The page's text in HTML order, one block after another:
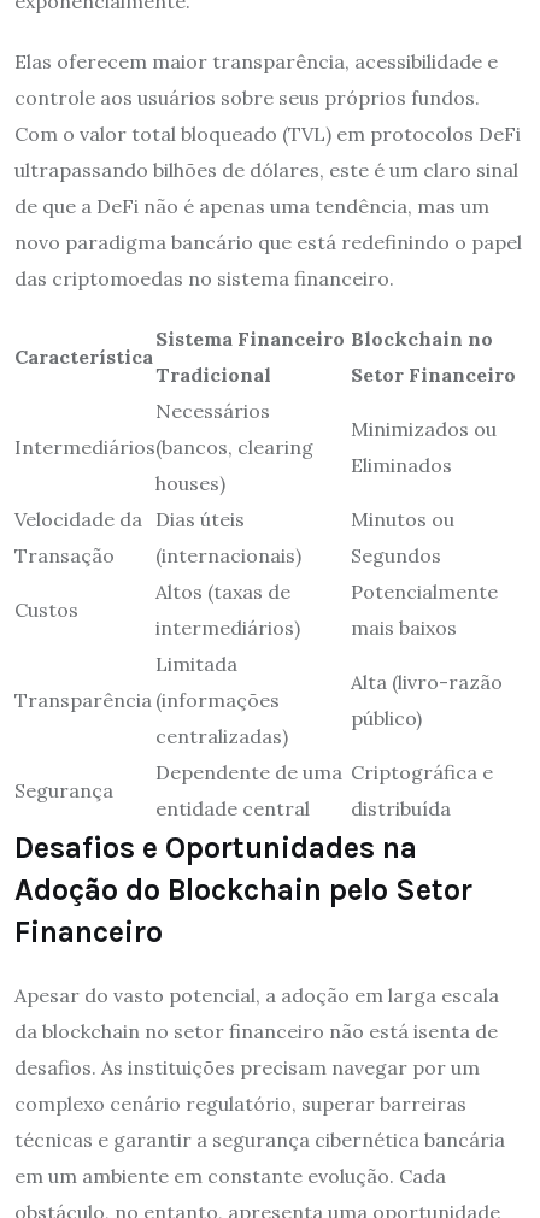
Elas oferecem maior transparência, acessibilidade e
controle aos usuários sobre seus próprios fundos.
Com o valor total bloqueado (TVL) em protocolos DeFi
ultrapassando bilhões de dólares, este é um claro sinal
de que a DeFi não é apenas uma tendência, mas um
novo paradigma bancário que está redefinindo o papel
das criptomoedas no sistema financeiro.
Característica
Sistema Financeiro
Tradicional
Blockchain no
Setor Financeiro
Intermediários
Necessários
(bancos, clearing
houses)
Minimizados ou
Eliminados
Velocidade da
Transação
Dias úteis
(internacionais)
Minutos ou
Segundos
Custos
Altos (taxas de
intermediários)
Potencialmente
mais baixos
Transparência
Limitada
(informações
centralizadas)
Alta (livro-razão
público)
Segurança
Dependente de uma
entidade central
Criptográfica e
distribuída
Desafios e Oportunidades na
Adoção do Blockchain pelo Setor
Financeiro
Apesar do vasto potencial, a adoção em larga escala
da blockchain no setor financeiro não está isenta de
desafios. As instituições precisam navegar por um
complexo cenário regulatório, superar barreiras
técnicas e garantir a segurança cibernética bancária
em um ambiente em constante evolução. Cada
obstáculo, no entanto, apresenta uma oportunidade